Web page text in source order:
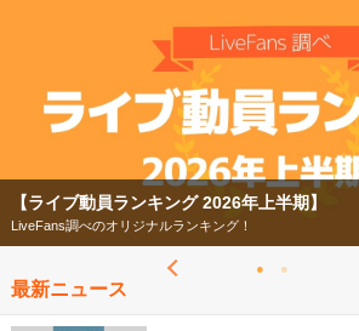
【ライブ動員ランキング 2026年上半期】
LiveFans調べのオリジナルランキング！
最新ニュース